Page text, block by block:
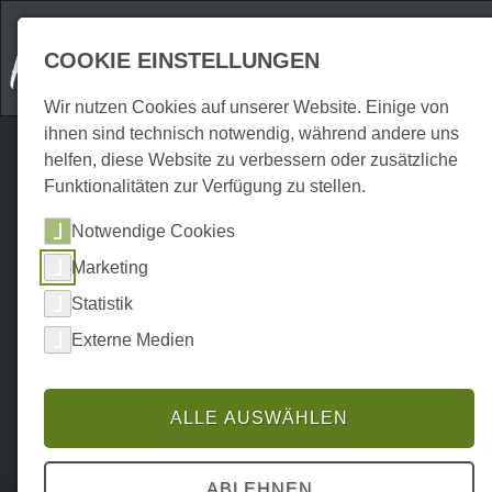
Home Erkunden Ausflugsziele P0017EA01176
COOKIE EINSTELLUNGEN
Wir nutzen Cookies auf unserer Website. Einige von
ihnen sind technisch notwendig, während andere uns
helfen, diese Website zu verbessern oder zusätzliche
Funktionalitäten zur Verfügung zu stellen.
Notwendige Cookies
Marketing
Statistik
Externe Medien
ALLE AUSWÄHLEN